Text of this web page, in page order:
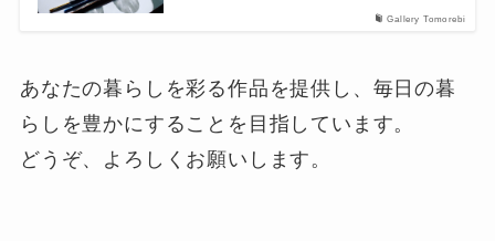
Gallery Tomorebi
あなたの暮らしを彩る作品を提供し、毎日の暮
らしを豊かにすることを目指しています。
どうぞ、よろしくお願いします。